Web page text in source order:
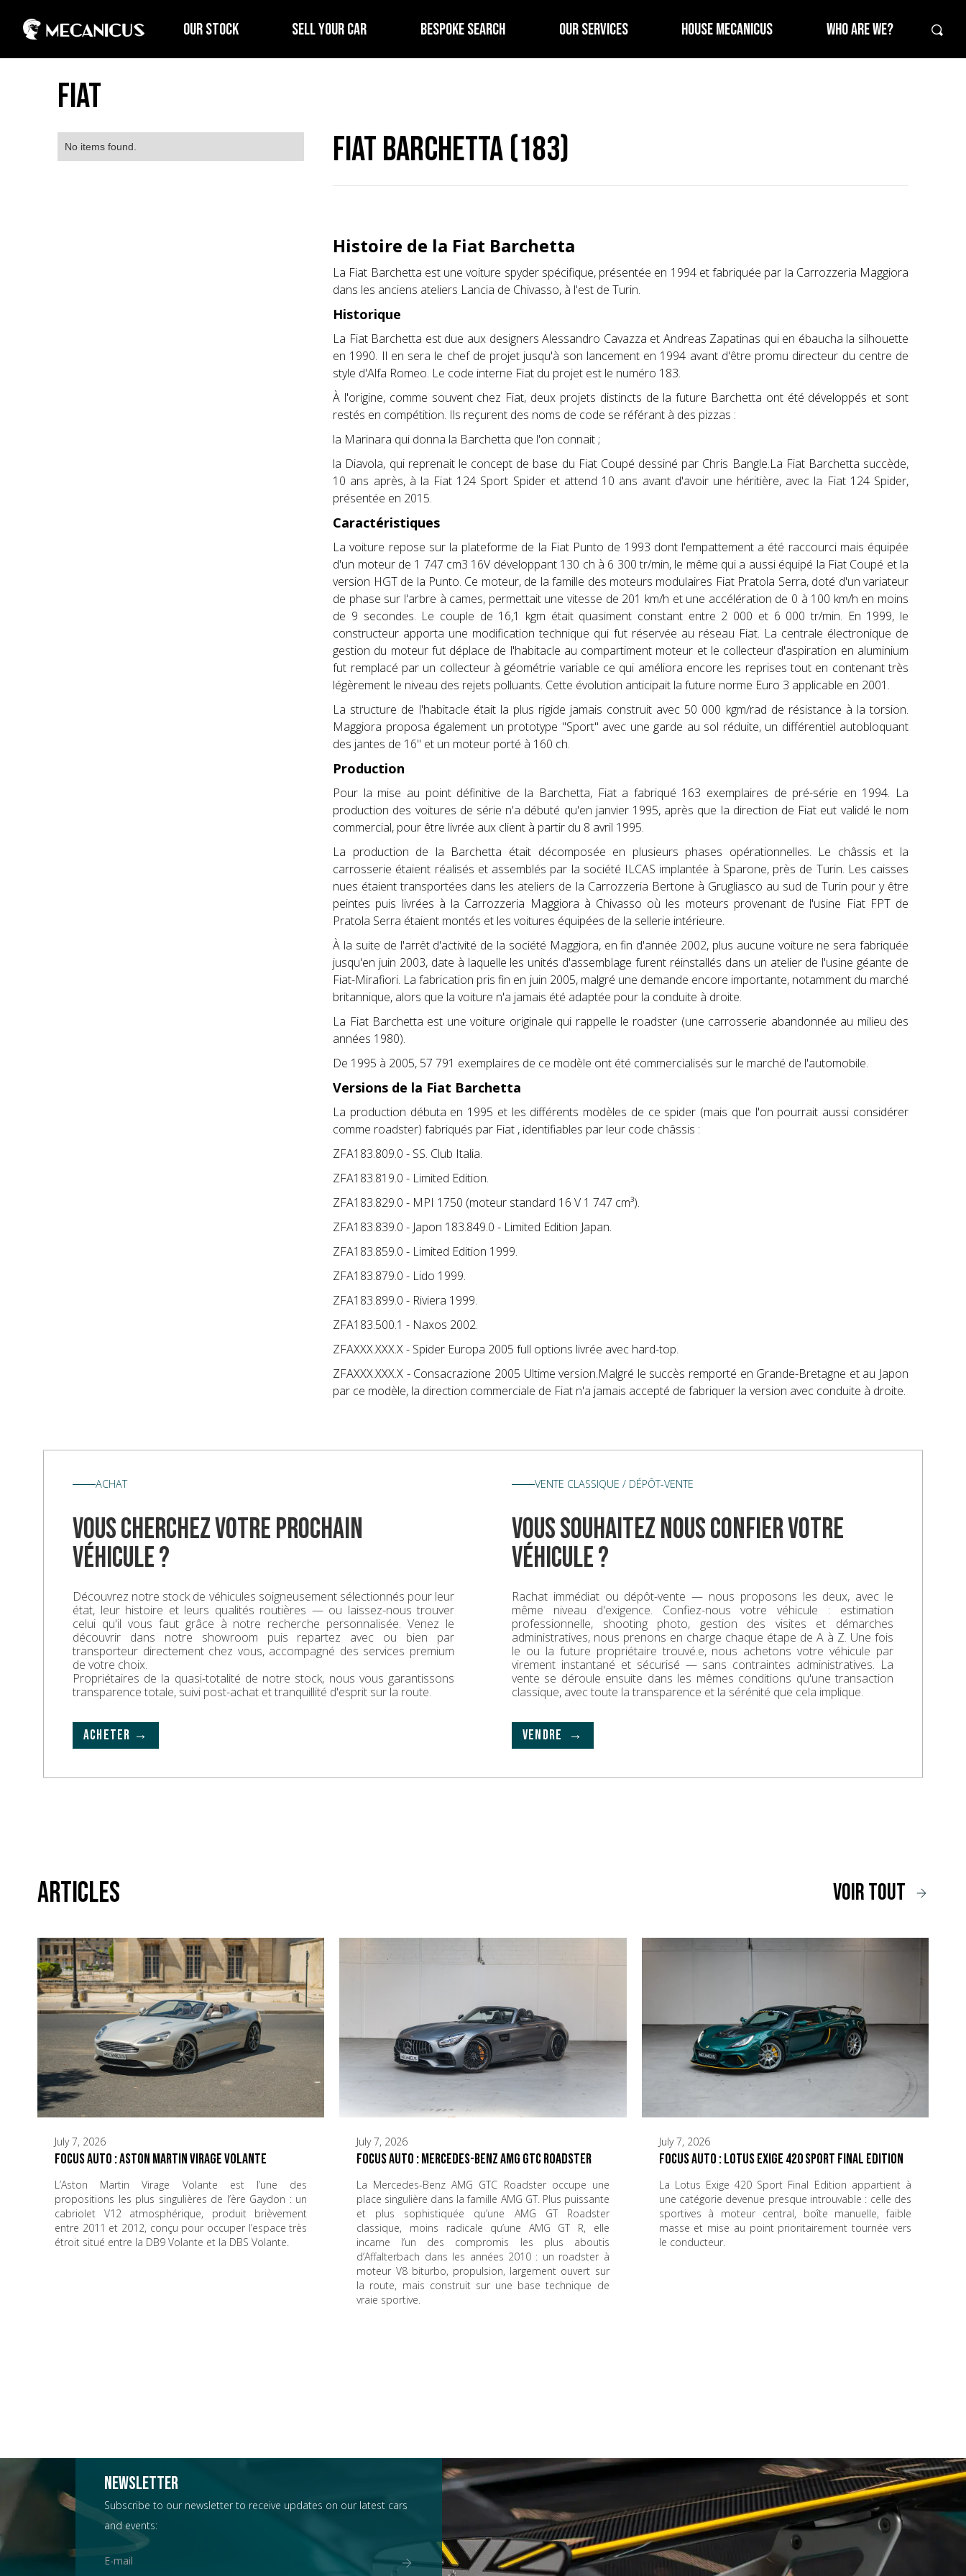
OUR STOCK SELL YOUR CAR BESPOKE SEARCH OUR SERVICES HOUSE MECANICUS WHO ARE WE?
Fiat
No items found. Fiat Barchetta (183)
Histoire de la Fiat Barchetta
La Fiat Barchetta est une voiture spyder spécifique, présentée en 1994 et fabriquée par la Carrozzeria Maggiora
dans les anciens ateliers Lancia de Chivasso, à l'est de Turin.
Historique
La Fiat Barchetta est due aux designers Alessandro Cavazza et Andreas Zapatinas qui en ébaucha la silhouette
en 1990. Il en sera le chef de projet jusqu'à son lancement en 1994 avant d'être promu directeur du centre de
style d'Alfa Romeo. Le code interne Fiat du projet est le numéro 183.
À l'origine, comme souvent chez Fiat, deux projets distincts de la future Barchetta ont été développés et sont
restés en compétition. Ils reçurent des noms de code se référant à des pizzas :
la Marinara qui donna la Barchetta que l'on connait ;
la Diavola, qui reprenait le concept de base du Fiat Coupé dessiné par Chris Bangle.La Fiat Barchetta succède,
10 ans après, à la Fiat 124 Sport Spider et attend 10 ans avant d'avoir une héritière, avec la Fiat 124 Spider,
présentée en 2015.
Caractéristiques
La voiture repose sur la plateforme de la Fiat Punto de 1993 dont l'empattement a été raccourci mais équipée
d'un moteur de 1 747 cm3 16V développant 130 ch à 6 300 tr/min, le même qui a aussi équipé la Fiat Coupé et la
version HGT de la Punto. Ce moteur, de la famille des moteurs modulaires Fiat Pratola Serra, doté d'un variateur
de phase sur l'arbre à cames, permettait une vitesse de 201 km/h et une accélération de 0 à 100 km/h en moins
de 9 secondes. Le couple de 16,1 kgm était quasiment constant entre 2 000 et 6 000 tr/min. En 1999, le
constructeur apporta une modification technique qui fut réservée au réseau Fiat. La centrale électronique de
gestion du moteur fut déplace de l'habitacle au compartiment moteur et le collecteur d'aspiration en aluminium
fut remplacé par un collecteur à géométrie variable ce qui améliora encore les reprises tout en contenant très
légèrement le niveau des rejets polluants. Cette évolution anticipait la future norme Euro 3 applicable en 2001.
La structure de l'habitacle était la plus rigide jamais construit avec 50 000 kgm/rad de résistance à la torsion.
Maggiora proposa également un prototype "Sport" avec une garde au sol réduite, un différentiel autobloquant
des jantes de 16" et un moteur porté à 160 ch.
Production
Pour la mise au point définitive de la Barchetta, Fiat a fabriqué 163 exemplaires de pré-série en 1994. La
production des voitures de série n'a débuté qu'en janvier 1995, après que la direction de Fiat eut validé le nom
commercial, pour être livrée aux client à partir du 8 avril 1995.
La production de la Barchetta était décomposée en plusieurs phases opérationnelles. Le châssis et la
carrosserie étaient réalisés et assemblés par la société ILCAS implantée à Sparone, près de Turin. Les caisses
nues étaient transportées dans les ateliers de la Carrozzeria Bertone à Grugliasco au sud de Turin pour y être
peintes puis livrées à la Carrozzeria Maggiora à Chivasso où les moteurs provenant de l'usine Fiat FPT de
Pratola Serra étaient montés et les voitures équipées de la sellerie intérieure.
À la suite de l'arrêt d'activité de la société Maggiora, en fin d'année 2002, plus aucune voiture ne sera fabriquée
jusqu'en juin 2003, date à laquelle les unités d'assemblage furent réinstallés dans un atelier de l'usine géante de
Fiat-Mirafiori. La fabrication pris fin en juin 2005, malgré une demande encore importante, notamment du marché
britannique, alors que la voiture n'a jamais été adaptée pour la conduite à droite.
La Fiat Barchetta est une voiture originale qui rappelle le roadster (une carrosserie abandonnée au milieu des
années 1980).
De 1995 à 2005, 57 791 exemplaires de ce modèle ont été commercialisés sur le marché de l'automobile.
Versions de la Fiat Barchetta
La production débuta en 1995 et les différents modèles de ce spider (mais que l'on pourrait aussi considérer
comme roadster) fabriqués par Fiat , identifiables par leur code châssis :
ZFA183.809.0 - SS. Club Italia.
ZFA183.819.0 - Limited Edition.
ZFA183.829.0 - MPI 1750 (moteur standard 16 V 1 747 cm³).
ZFA183.839.0 - Japon 183.849.0 - Limited Edition Japan.
ZFA183.859.0 - Limited Edition 1999.
ZFA183.879.0 - Lido 1999.
ZFA183.899.0 - Riviera 1999.
ZFA183.500.1 - Naxos 2002.
ZFAXXX.XXX.X - Spider Europa 2005 full options livrée avec hard-top.
ZFAXXX.XXX.X - Consacrazione 2005 Ultime version.Malgré le succès remporté en Grande-Bretagne et au Japon
par ce modèle, la direction commerciale de Fiat n'a jamais accepté de fabriquer la version avec conduite à droite.
ACHAT
vous cherchez votre prochain
véhicule ?
Découvrez notre stock de véhicules soigneusement sélectionnés pour leur
état, leur histoire et leurs qualités routières — ou laissez-nous trouver
celui qu'il vous faut grâce à notre recherche personnalisée. Venez le
découvrir dans notre showroom puis repartez avec ou bien par
transporteur directement chez vous, accompagné des services premium
de votre choix.
Propriétaires de la quasi-totalité de notre stock, nous vous garantissons
transparence totale, suivi post-achat et tranquillité d'esprit sur la route.
ACHETER →
VENTE CLASSIQUE / DÉPÔT-VENTE
vous souhaitez nous confier votre
véhicule ?
Rachat immédiat ou dépôt-vente — nous proposons les deux, avec le
même niveau d'exigence. Confiez-nous votre véhicule : estimation
professionnelle, shooting photo, gestion des visites et démarches
administratives, nous prenons en charge chaque étape de A à Z. Une fois
le ou la future propriétaire trouvé.e, nous achetons votre véhicule par
virement instantané et sécurisé — sans contraintes administratives. La
vente se déroule ensuite dans les mêmes conditions qu'une transaction
classique, avec toute la transparence et la sérénité que cela implique.
VENDRE →
voir tout
Articles
July 7, 2026
Focus Auto : Aston Martin Virage Volante
L’Aston Martin Virage Volante est l’une des
propositions les plus singulières de l’ère Gaydon : un
cabriolet V12 atmosphérique, produit brièvement
entre 2011 et 2012, conçu pour occuper l’espace très
étroit situé entre la DB9 Volante et la DBS Volante.
July 7, 2026
Focus Auto : Mercedes-Benz AMG GTC Roadster
La Mercedes-Benz AMG GTC Roadster occupe une
place singulière dans la famille AMG GT. Plus puissante
et plus sophistiquée qu’une AMG GT Roadster
classique, moins radicale qu’une AMG GT R, elle
incarne l’un des compromis les plus aboutis
d’Affalterbach dans les années 2010 : un roadster à
moteur V8 biturbo, propulsion, largement ouvert sur
la route, mais construit sur une base technique de
vraie sportive.
July 7, 2026
Focus Auto : Lotus Exige 420 Sport Final Edition
La Lotus Exige 420 Sport Final Edition appartient à
une catégorie devenue presque introuvable : celle des
sportives à moteur central, boîte manuelle, faible
masse et mise au point prioritairement tournée vers
le conducteur.
Newsletter
Subscribe to our newsletter to receive updates on our latest cars
and events: